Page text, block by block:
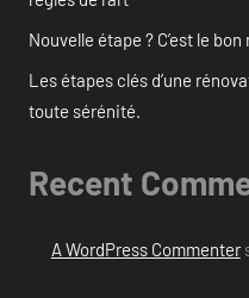
Nouvelle étape ? C’est le
Les étapes clés d’une
toute sérénité.
Recent
A WordPress Commenter